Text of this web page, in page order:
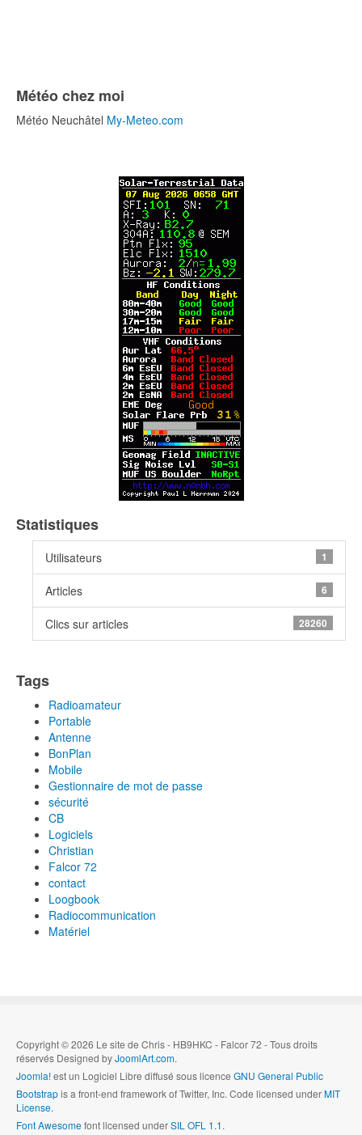
Météo chez moi
Météo Neuchâtel My-Meteo.com
Statistiques
Utilisateurs 1
Articles 6
Clics sur articles 28260
Tags
Radioamateur
Portable
Antenne
BonPlan
Mobile
Gestionnaire de mot de passe
sécurité
CB
Logiciels
Christian
Falcor 72
contact
Loogbook
Radiocommunication
Matériel
Copyright © 2026 Le site de Chris - HB9HKC - Falcor 72 - Tous droits
réservés Designed byJoomlArt.com.
Joomla!est un Logiciel Libre diffusé sous licence GNU General Public
Bootstrapis a front-end framework of Twitter, Inc. Code licensed underMIT
License.
Font Awesomefont licensed underSIL OFL 1.1.